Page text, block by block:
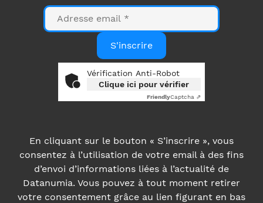
S'inscrire
Vérification Anti-Robot
Clique ici pour vérifier
FriendlyCaptcha ⇗
En cliquant sur le bouton « S’inscrire », vous
consentez à l’utilisation de votre email à des fins
d’envoi d’informations liées à l’actualité de
Datanumia. Vous pouvez à tout moment retirer
votre consentement grâce au lien figurant en bas